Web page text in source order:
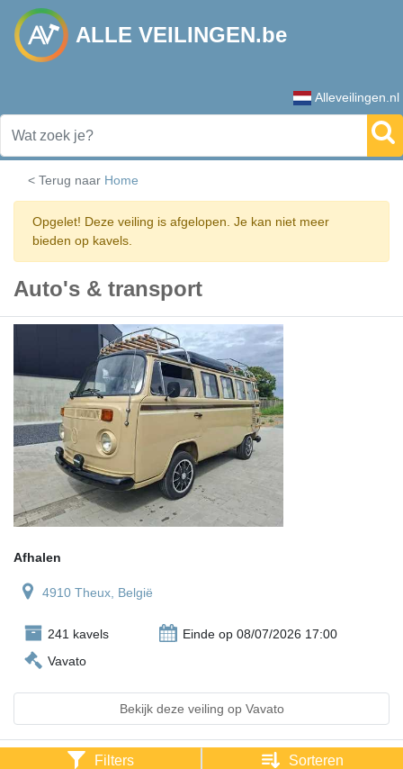
ALLE VEILINGEN.be
Alleveilingen.nl
< Terug naar Home
Opgelet! Deze veiling is afgelopen. Je kan niet meer
bieden op kavels.
Auto's & transport
Afhalen
4910 Theux, België
241 kavels
Einde op 08/07/2026 17:00
Vavato
Bekijk deze veiling op Vavato
Filters Sorteren